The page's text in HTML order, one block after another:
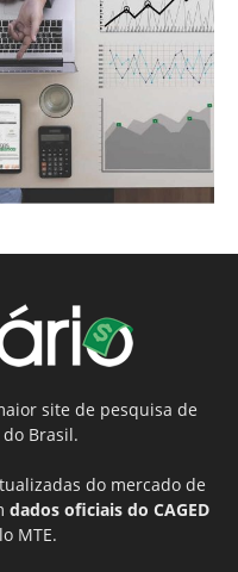
site de pesquisa de
Brasil.
do mercado de
dados oficiais do CAGED
MTE.